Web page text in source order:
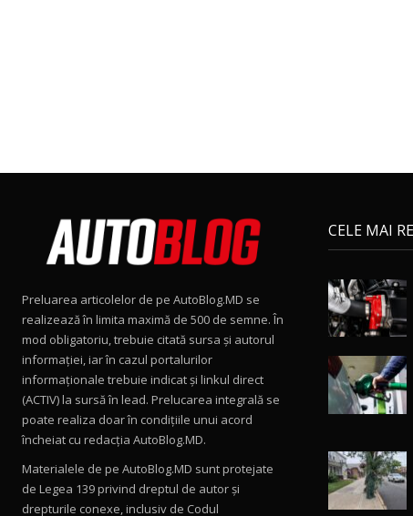
Preluarea articolelor de pe AutoBlog.MD se
realizează în limita maximă de 500 de semne. În
mod obligatoriu, trebuie citată sursa și autorul
informației, iar în cazul portalurilor
informaționale trebuie indicat și linkul direct
(ACTIV) la sursă în lead. Prelucarea integrală se
poate realiza doar în condițiile unui acord
încheiat cu redacţia AutoBlog.MD.
Materialele de pe AutoBlog.MD sunt protejate
de Legea 139 privind dreptul de autor și
drepturile conexe, inclusiv de Codul
CELE MAI